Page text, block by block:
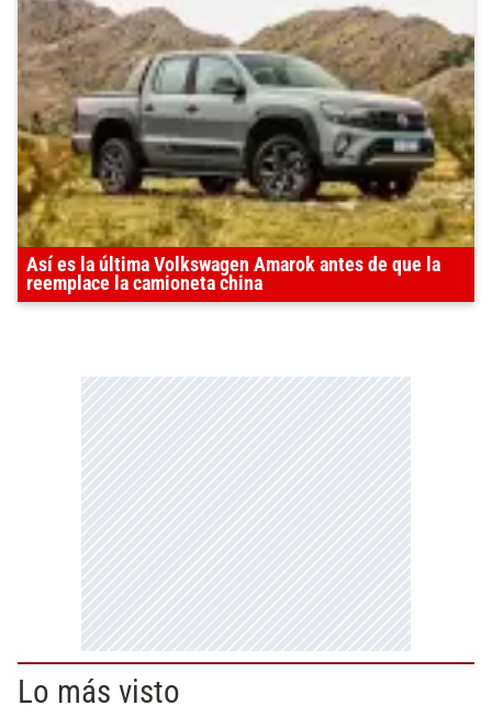
Así es la última Volkswagen Amarok antes de que la
reemplace la camioneta china
Lo más visto